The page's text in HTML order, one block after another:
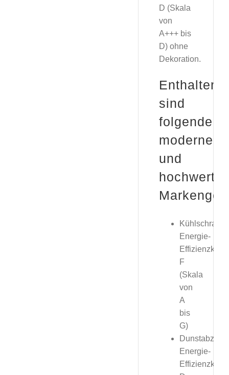
D (Skala
von
A+++ bis
D) ohne
Dekoration.
Enthalten
sind
folgende
moderne
und
Kühlschrank,
Energie-
F
(Skala
von
A
bis
G)
Energie-